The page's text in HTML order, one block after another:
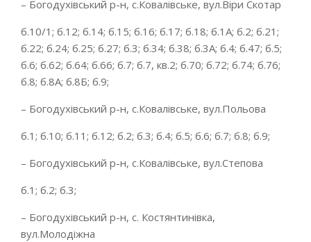
– Богодухівський р-н, с.Ковалівське, вул.Віри Скотар
б.10/1; б.12; б.14; б.15; б.16; б.17; б.18; б.1А; б.2; б.21;
б.22; б.24; б.25; б.27; б.3; б.34; б.38; б.3А; б.4; б.47; б.5;
б.6; б.62; б.64; б.66; б.7; б.7, кв.2; б.70; б.72; б.74; б.76;
б.8; б.8А; б.8Б; б.9;
– Богодухівський р-н, с.Ковалівське, вул.Польова
б.1; б.10; б.11; б.12; б.2; б.3; б.4; б.5; б.6; б.7; б.8; б.9;
– Богодухівський р-н, с.Ковалівське, вул.Степова
б.1; б.2; б.3;
– Богодухівський р-н, с. Костянтинівка,
вул.Молодіжна